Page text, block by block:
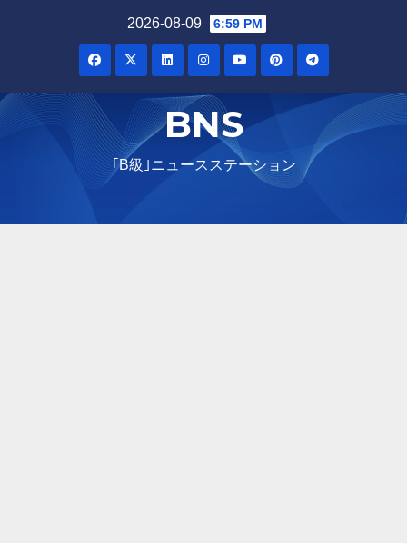
2026-08-09 6:59 PM
BNS
｢B級｣ニュースステーション